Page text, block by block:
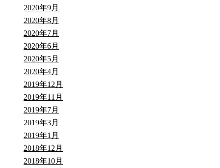
2020年9月
2020年8月
2020年7月
2020年6月
2020年5月
2020年4月
2019年12月
2019年11月
2019年7月
2019年3月
2019年1月
2018年12月
2018年10月